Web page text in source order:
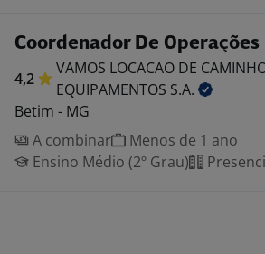
Coordenador De Operações
4,2
VAMOS LOCACAO DE
EQUIPAMENTOS S.A.
Betim - MG
A combinar
Menos de 1 ano
Ensino Médio (2º Grau)